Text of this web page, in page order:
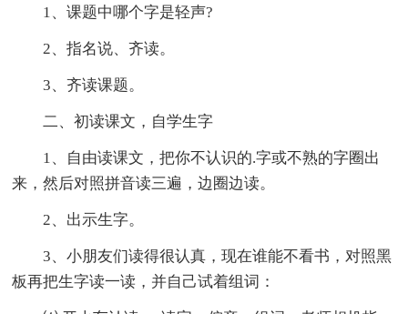
1、课题中哪个字是轻声?
2、指名说、齐读。
3、齐读课题。
二、初读课文，自学生字
1、自由读课文，把你不认识的.字或不熟的字圈出
来，然后对照拼音读三遍，边圈边读。
2、出示生字。
3、小朋友们读得很认真，现在谁能不看书，对照黑
板再把生字读一读，并自己试着组词：